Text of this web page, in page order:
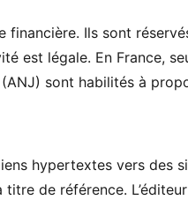
Ils sont
est légale. En France,
sont habilités à
hypertextes vers des
de référence.